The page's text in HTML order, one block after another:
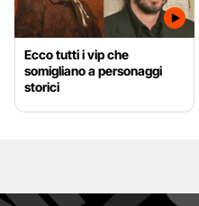
Ecco tutti i vip che
somigliano a personaggi
storici